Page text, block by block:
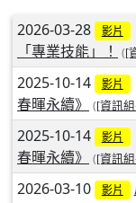
藝競賽榮
亞洲金牌
第一
餐飲管理
北台灣私
啟英高中
文章列表
2026-03-28 影片
「專業技能」！
([
2025-10-14 影片
春暉永續》
([資訊
2025-10-14 影片
春暉永續》
([資訊
2026-03-10 影片